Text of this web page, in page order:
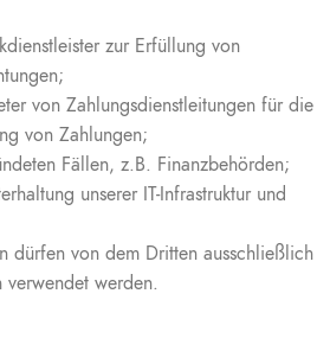
zur Erfüllung von
von Zahlungsdienstleitungen für die
von Zahlungen;
Fällen, z.B. Finanzbehörden;
unserer IT-Infrastruktur und
dürfen von dem Dritten ausschließlich
verwendet werden.